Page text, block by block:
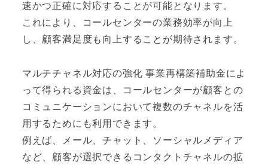
速かつ正確に対応することが可能となります。
これにより、コールセンターの業務効率が向上
し、顧客満足度も向上することが期待されます。
マルチチャネル対応の強化 事業再構築補助金によ
って得られる資金は、コールセンターが顧客との
コミュニケーションにおいて複数のチャネルを活
用するためにも利用できます。
例えば、メール、チャット、ソーシャルメディア
など、顧客が選択できるコンタクトチャネルの拡